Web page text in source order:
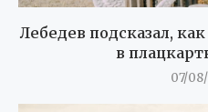
Лебедев подсказал,
в
07/